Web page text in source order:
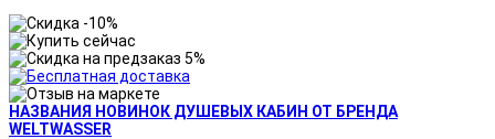
НАЗВАНИЯ НОВИНОК ДУШЕВЫХ КАБИН ОТ БРЕНДА
WELTWASSER